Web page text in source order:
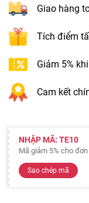
Giao hàng
Tích điểm
Giảm 5%
Cam kết
NHẬP MÃ: TE10
Mã giảm 5% cho
Sao chép mã